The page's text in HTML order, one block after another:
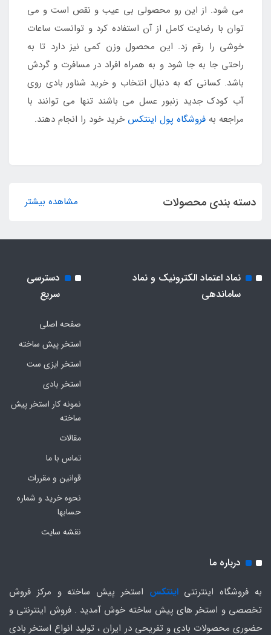
می شود. از این رو محصولی بی عیب و نقص است و می
توان با رضایت کامل از آن استفاده کرد و توانست ساعات
خوشی را رقم زد. این محصول وزن کمی نیز دارد تا به
راحتی جا به جا شود و به همراه افراد در مسافرت و گردش
باشد. کسانی که به دنبال انتخاب و خرید شناور بادی روی
آب کودک جدید زنبور عسل می باشند تنها می توانند با
مراجعه به فروشگاه پول اینتکس خرید خود را انجام دهند.
دسته بندی محصولات مشاهده بیشتر
نماد اعتماد الکترونیک و نماد
ساماندهی
دسترسی
سریع
صفحه اصلی
استخر پیش ساخته
استخر ایزی ست
استخر بادی
نمونه کار استخر پیش
ساخته
مقالات
تماس با ما
قوانین و مقررات
نحوه خرید و شماره
حسابها
نقشه سایت
درباره ما
به فروشگاه اینترنتیاینتکس استخر پیش ساخته و مرکز فروش
تخصصی و استخر های پیش ساخته خوش آمدید . فروش اینترنتی و
حضوری محصولات بادی و تفریحی در ایران ، تولید انواع استخر بادی